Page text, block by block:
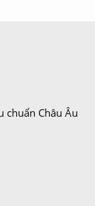
chuẩn Châu Âu